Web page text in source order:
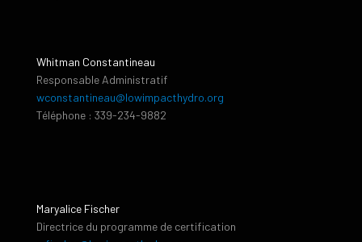
Whitman Constantineau
Responsable Administratif
wconstantineau@lowimpacthydro.org
Téléphone : 339-234-9882
Maryalice Fischer
Directrice du programme de certification